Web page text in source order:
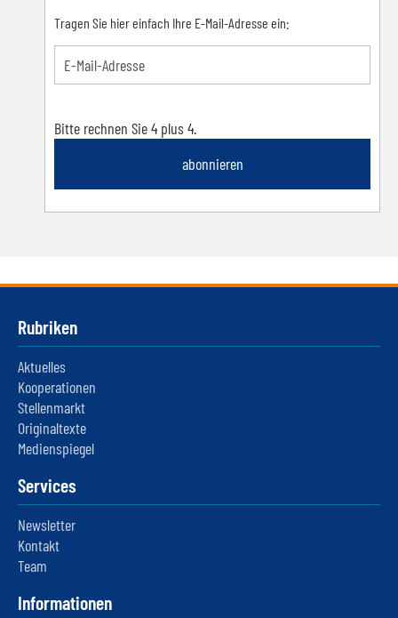
Tragen Sie hier einfach Ihre E-Mail-Adresse ein:
Bitte rechnen Sie 4 plus 4.
abonnieren
Rubriken
Aktuelles
Kooperationen
Stellenmarkt
Originaltexte
Medienspiegel
Services
Newsletter
Kontakt
Team
Informationen